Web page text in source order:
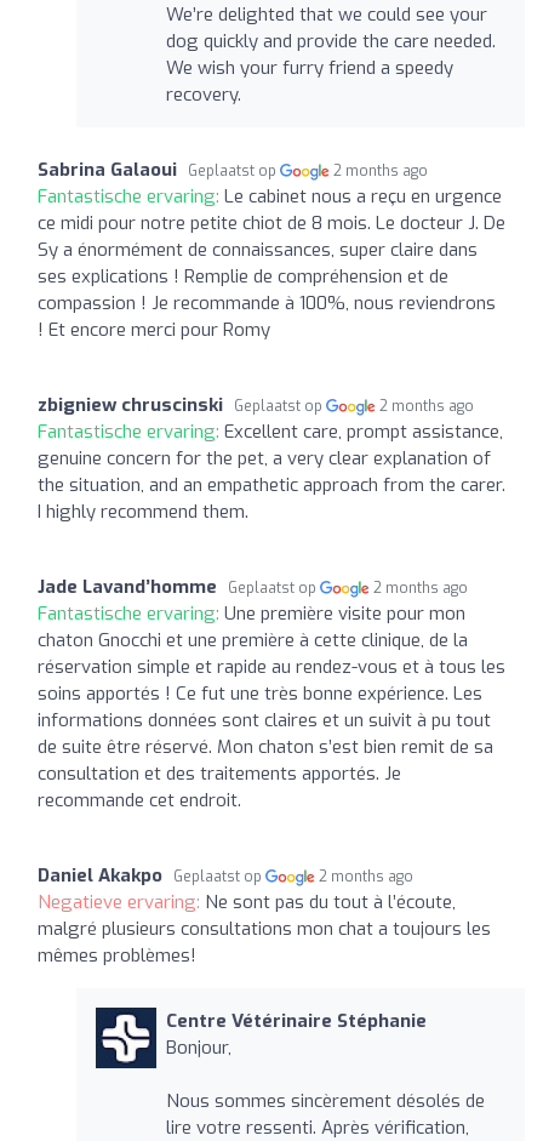
We’re delighted that we could see your
dog quickly and provide the care needed.
We wish your furry friend a speedy
recovery.
Sabrina Galaoui Geplaatst op 2 months ago
Fantastische ervaring: Le cabinet nous a reçu en urgence
ce midi pour notre petite chiot de 8 mois. Le docteur J. De
Sy a énormément de connaissances, super claire dans
ses explications ! Remplie de compréhension et de
compassion ! Je recommande à 100%, nous reviendrons
! Et encore merci pour Romy
zbigniew chruscinski Geplaatst op 2 months ago
Fantastische ervaring: Excellent care, prompt assistance,
genuine concern for the pet, a very clear explanation of
the situation, and an empathetic approach from the carer.
I highly recommend them.
Jade Lavand’homme Geplaatst op 2 months ago
Fantastische ervaring: Une première visite pour mon
chaton Gnocchi et une première à cette clinique, de la
réservation simple et rapide au rendez-vous et à tous les
soins apportés ! Ce fut une très bonne expérience. Les
informations données sont claires et un suivit à pu tout
de suite être réservé. Mon chaton s’est bien remit de sa
consultation et des traitements apportés. Je
recommande cet endroit.
Daniel Akakpo Geplaatst op 2 months ago
Negatieve ervaring: Ne sont pas du tout à l’écoute,
malgré plusieurs consultations mon chat a toujours les
mêmes problèmes!
Centre Vétérinaire Stéphanie
Bonjour,
Nous sommes sincèrement désolés de
lire votre ressenti. Après vérification,